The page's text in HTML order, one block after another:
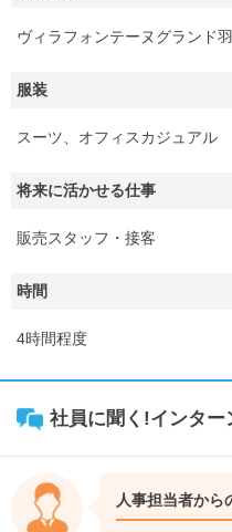
ヴィラフォンテーヌグランド
服装
スーツ、オフィスカジュアル
将来に活かせる仕事
販売スタッフ・接客
時間
4時間程度
社員に聞く!インター
人事担当者から